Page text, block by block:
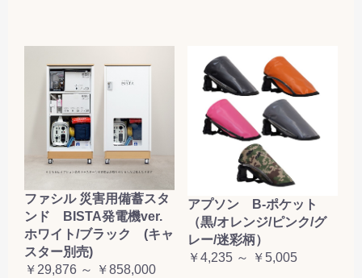
ファシル 災害用備蓄スタ
ンド BISTA発電機ver.
ホワイト/ブラック (キャ
スター別売)
￥29,876 ～ ￥858,000
アプソン B-ポケット
（黒/オレンジ/ピンク/グ
レー/迷彩柄）
￥4,235 ～ ￥5,005